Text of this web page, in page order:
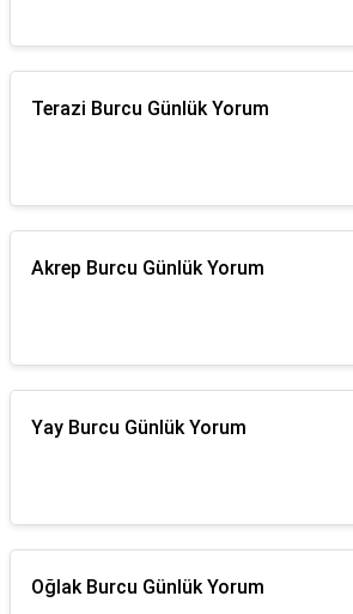
Terazi Burcu Günlük Yorum
Akrep Burcu Günlük Yorum
Yay Burcu Günlük Yorum
Oğlak Burcu Günlük Yorum